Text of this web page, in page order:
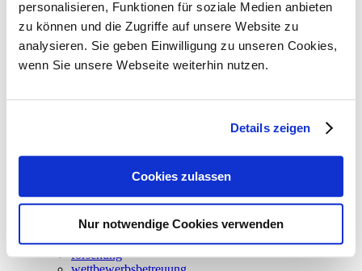
personalisieren, Funktionen für soziale Medien anbieten
zu können und die Zugriffe auf unsere Website zu
analysieren. Sie geben Einwilligung zu unseren Cookies,
wenn Sie unsere Webseite weiterhin nutzen.
Details zeigen
Cookies zulassen
Nur notwendige Cookies verwenden
© ACCUMULATA Real Estate, Visualisierung: Oliv Architekten
neuigkeiten
leistungen
thermische bauphysik
energieaudit
besonnung und tageslicht
nachhaltigkeit
forschung